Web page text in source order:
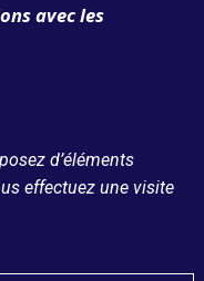
avec les
d’éléments
effectuez une visite